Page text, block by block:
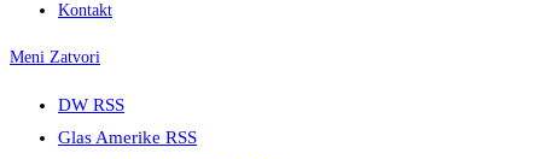
Kontakt
Meni Zatvori
DW RSS
Glas Amerike RSS